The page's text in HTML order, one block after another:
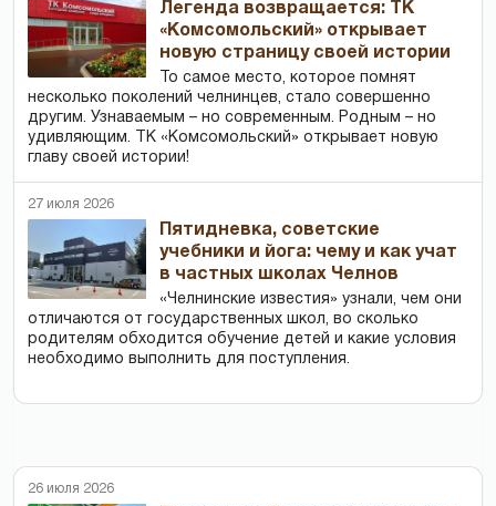
Легенда возвращается: ТК
«Комсомольский» открывает
новую страницу своей истории
То самое место, которое помнят
несколько поколений челнинцев, стало совершенно
другим. Узнаваемым – но современным. Родным – но
удивляющим. ТК «Комсомольский» открывает новую
главу своей истории!
27 июля 2026
Пятидневка, советские
учебники и йога: чему и как учат
в частных школах Челнов
«Челнинские известия» узнали, чем они
отличаются от государственных школ, во сколько
родителям обходится обучение детей и какие условия
необходимо выполнить для поступления.
26 июля 2026